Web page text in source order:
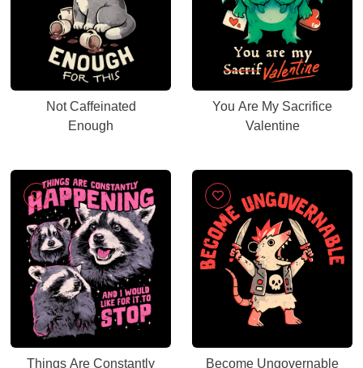
Not Caffeinated
Enough
You Are My Sacrifice
Valentine
Things Are Constantly
Become Ungovernable